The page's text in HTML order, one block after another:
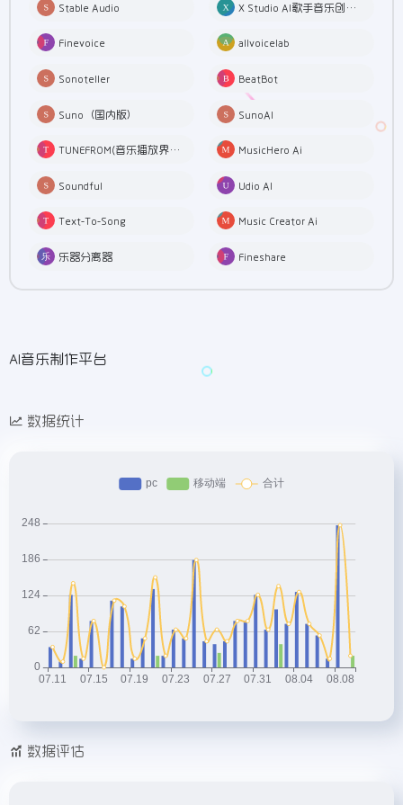
Stable Audio X Studio AI歌手音乐创作软件
Finevoice allvoicelab
Sonoteller BeatBot
Suno（国内版） SunoAI
TUNEFROM(音乐播放界面动态制作) MusicHero Ai
Soundful Udio AI
Text-To-Song Music Creator Ai
乐器分离器 Fineshare
AI音乐制作平台
数据统计
数据评估